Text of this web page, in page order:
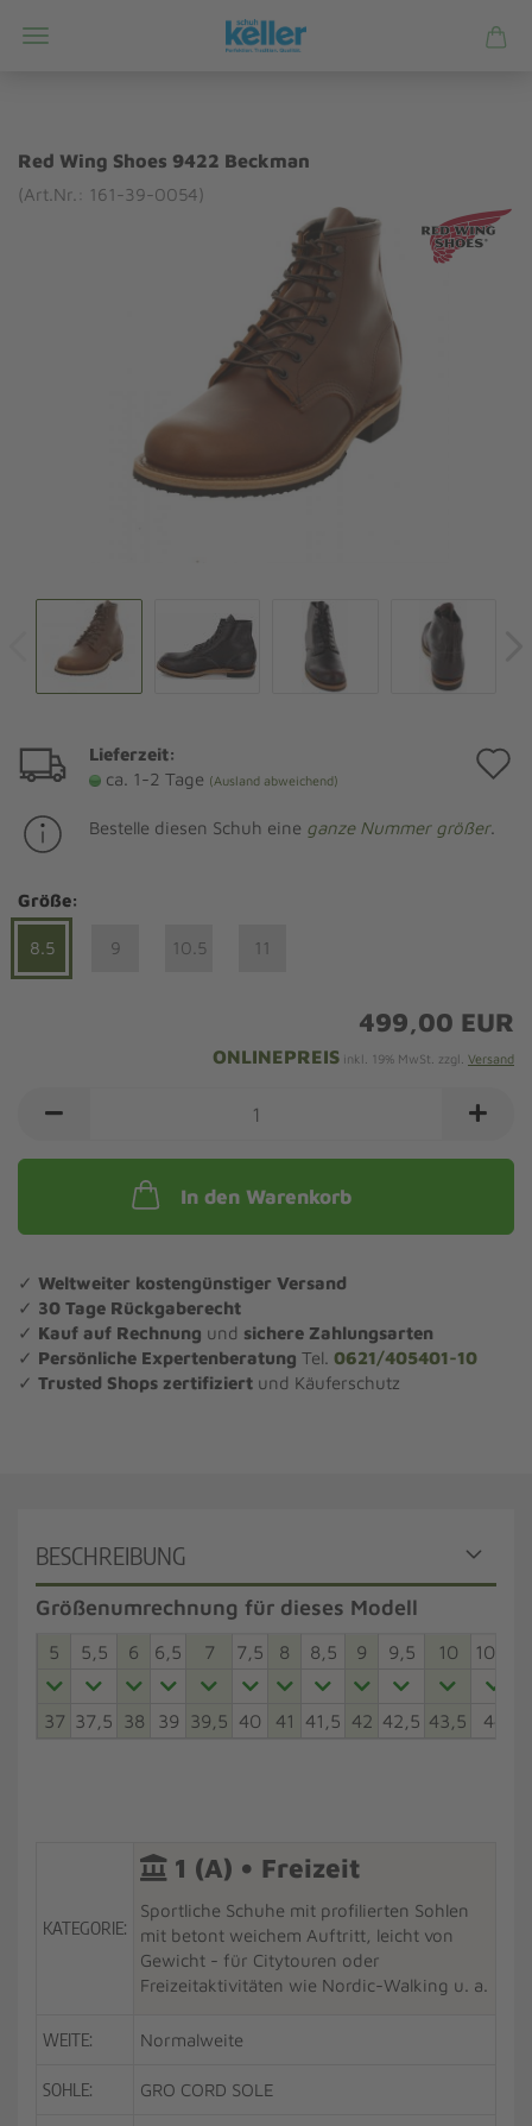
Red Wing Shoes 9422 Beckman
(Art.Nr.: 161-39-0054)
Lieferzeit:
ca. 1-2 Tage (Ausland abweichend)
Bestelle diesen Schuh eine ganze Nummer größer.
Größe:
8.5 9 10.5 11
499,00 EUR
ONLINEPREIS inkl. 19% MwSt. zzgl. Versand
In den Warenkorb
✓ Weltweiter kostengünstiger Versand
✓ 30 Tage Rückgaberecht
✓ Kauf auf Rechnung und sichere Zahlungsarten
✓ Persönliche Expertenberatung Tel. 0621/405401-10
✓ Trusted Shops zertifiziert und Käuferschutz
BESCHREIBUNG
Größenumrechnung für dieses Modell
5 5,5 6 6,5 7 7,5 8 8,5 9 9,5 10 10,5
37 37,5 38 39 39,5 40 41 41,5 42 42,5 43,5 44
KATEGORIE:
1 (A) • Freizeit
Sportliche Schuhe mit profilierten Sohlen
mit betont weichem Auftritt, leicht von
Gewicht - für Citytouren oder
Freizeitaktivitäten wie Nordic-Walking u. a.
WEITE: Normalweite
SOHLE: GRO CORD SOLE